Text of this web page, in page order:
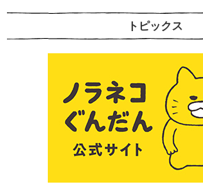
トピックス